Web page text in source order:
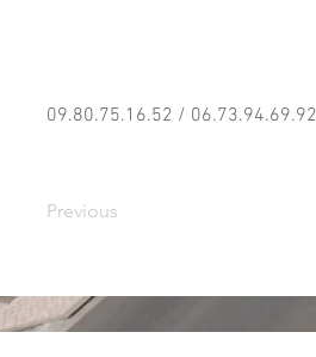
09.80.75.16.52 / 06.73.94.69.92
Previous